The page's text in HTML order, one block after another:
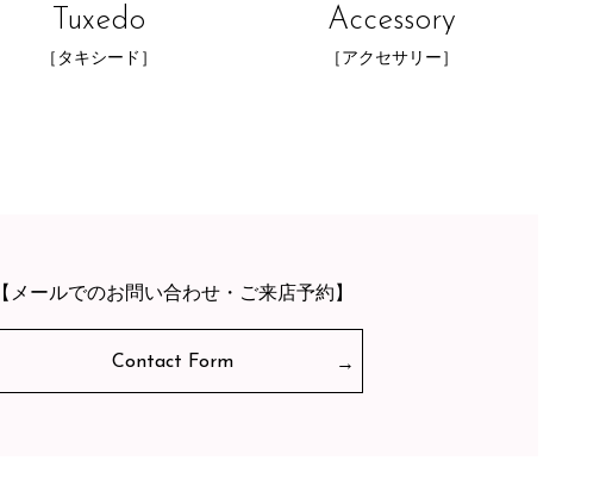
Tuxedo
［タキシード］
Accessory
［アクセサリー］
【メールでのお問い合わせ・ご来店予約】
Contact Form